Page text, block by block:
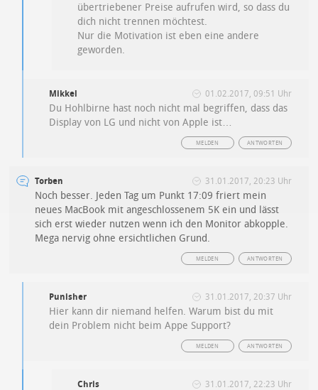
übertriebener Preise aufrufen wird, so dass du
dich nicht trennen möchtest.
Nur die Motivation ist eben eine andere
geworden.
Mikkel 01.02.2017, 09:51 Uhr
Du Hohlbirne hast noch nicht mal begriffen, dass das
Display von LG und nicht von Apple ist…
ANTWORTEN
MELDEN
Torben 31.01.2017, 20:23 Uhr
Noch besser. Jeden Tag um Punkt 17:09 friert mein
neues MacBook mit angeschlossenem 5K ein und lässt
sich erst wieder nutzen wenn ich den Monitor abkopple.
Mega nervig ohne ersichtlichen Grund.
ANTWORTEN
MELDEN
Punisher 31.01.2017, 20:37 Uhr
Hier kann dir niemand helfen. Warum bist du mit
dein Problem nicht beim Appe Support?
ANTWORTEN
MELDEN
Chris 31.01.2017, 22:23 Uhr